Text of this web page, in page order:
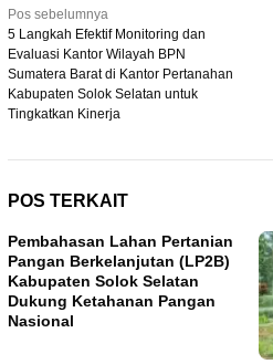
Navigasi
pos
Pos sebelumnya
5 Langkah Efektif Monitoring dan
Evaluasi Kantor Wilayah BPN
Sumatera Barat di Kantor Pertanahan
Kabupaten Solok Selatan untuk
Tingkatkan Kinerja
POS TERKAIT
Pembahasan Lahan Pertanian
Pangan Berkelanjutan (LP2B)
Kabupaten Solok Selatan
Dukung Ketahanan Pangan
Nasional